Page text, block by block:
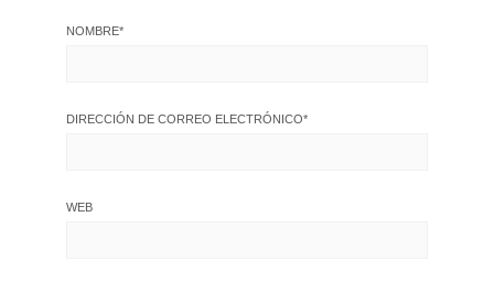
NOMBRE*
DIRECCIÓN DE CORREO ELECTRÓNICO*
WEB